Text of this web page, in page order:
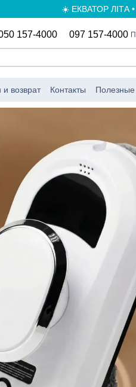
☀️ ЕКВАТОР ЛІТА •
157-4000 097 157-4000
возврат Контакты Полезные